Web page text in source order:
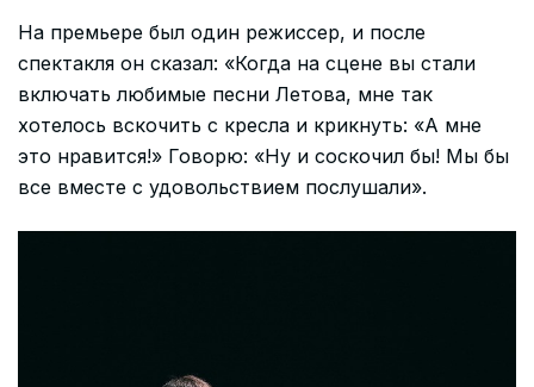
На премьере был один режиссер, и после
спектакля он сказал: «Когда на сцене вы стали
включать любимые песни Летова, мне так
хотелось вскочить с кресла и крикнуть: «А мне
это нравится!» Говорю: «Ну и соскочил бы! Мы бы
все вместе с удовольствием послушали».